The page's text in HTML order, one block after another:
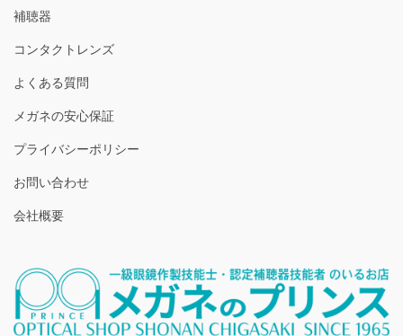
補聴器
コンタクトレンズ
よくある質問
メガネの安心保証
プライバシーポリシー
お問い合わせ
会社概要